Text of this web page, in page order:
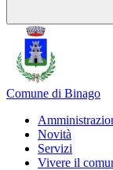
Comune di Binago
Novità
Servizi
Vivere il